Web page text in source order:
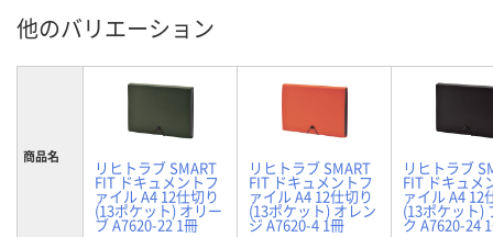
他のバリエーション
商品名
リヒトラブ SMART
FIT ドキュメントフ
ァイル A4 12仕切り
(13ポケット) オリー
ブ A7620-22 1冊
リヒトラブ SMART
FIT ドキュメントフ
ァイル A4 12仕切り
(13ポケット) オレン
ジ A7620-4 1冊
リヒトラブ
FIT ドキュメ
ァイル A4 12
(13ポケット)
ク A7620-24